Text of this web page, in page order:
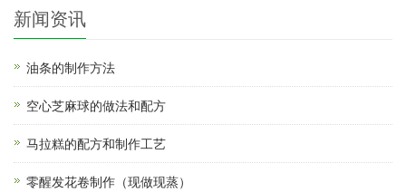
新闻资讯
油条的制作方法
空心芝麻球的做法和配方
马拉糕的配方和制作工艺
零醒发花卷制作（现做现蒸）